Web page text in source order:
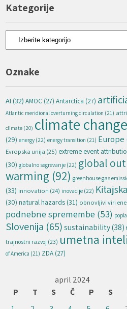
Kategorije
Kategorije
Oznake
AI (32) AMOC (27) Antarctica (27)
Atlantic meridional overturning circulation (21)
climate (20) climate change
(29) energy (22) energy transition (21) Europe
Evropska unija (25) extreme event
(30) globalno segrevanje (22) global
warming (92) greenhouse gas
(33) innovation (24) inovacije (22) Kitajska
(30) natural hazards (31) obnovljivi viri
podnebne spremembe (53)
Slovenija (65) sustainability(38)
trajnostni razvoj (23) umetna
of America (21) ZDA (27)
april 2024
P
T S Č P S